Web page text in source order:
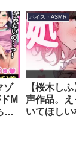
る色欲の
ゅるびゅ
しまう話
[悪女名鑑(
ゾ
M
ゅ
ボイス・ASMR
【桜木し
声作品。え
いてほし